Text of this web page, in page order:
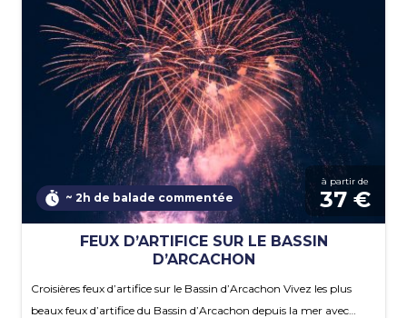
à partir de
37 €
~ 2h de balade commentée
FEUX D’ARTIFICE SUR LE BASSIN
D’ARCACHON
Croisières feux d’artifice sur le Bassin d’Arcachon Vivez les plus
beaux feux d’artifice du Bassin d’Arcachon depuis la mer avec…